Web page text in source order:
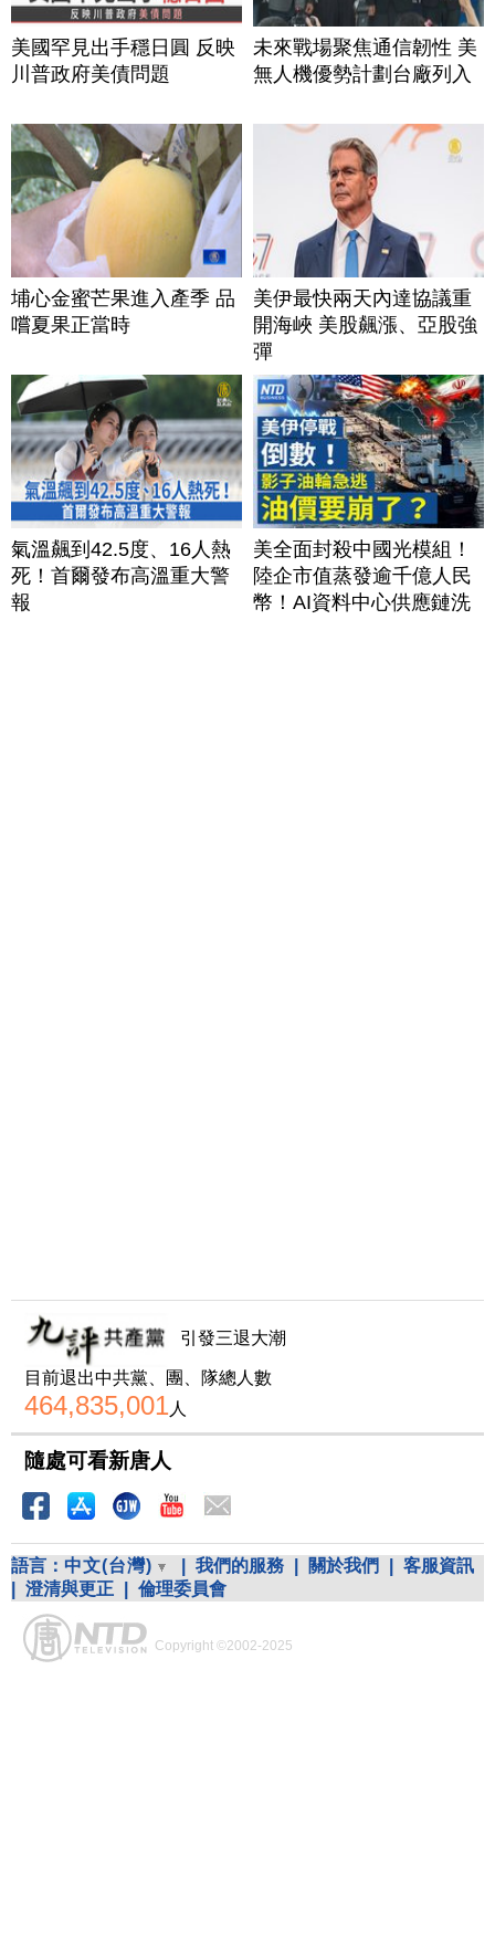
美國罕見出手穩日圓 反映
川普政府美債問題
未來戰場聚焦通信韌性 美
無人機優勢計劃台廠列入
埔心金蜜芒果進入產季 品
嚐夏果正當時
美伊最快兩天內達協議重
開海峽 美股飆漲、亞股強
彈
氣溫飆到42.5度、16人熱
死！首爾發布高溫重大警
報
美全面封殺中國光模組！
陸企市值蒸發逾千億人民
幣！AI資料中心供應鏈洗
引發三退大潮
目前退出中共黨、團、隊總人數
464,835,001人
隨處可看新唐人
語言： 中文(台灣) 我們的服務 關於我們
客服資訊
澄清與更正 倫理委員會
Copyright ©2002-2025